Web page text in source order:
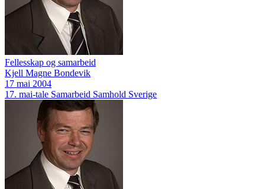
Fellesskap og samarbeid
Kjell Magne Bondevik
17 mai 2004
17. mai-tale Samarbeid Samhold Sverige